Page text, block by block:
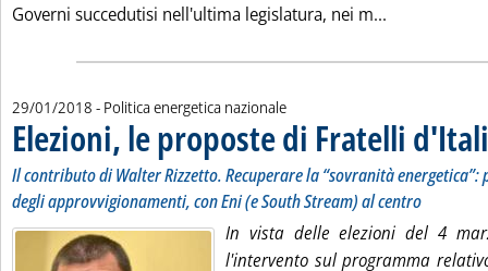
Governi succedutisi nell'ultima legislatura, nei m...
29/01/2018 - Politica energetica nazionale
Elezioni, le proposte di Fratelli
Il contributo di Walter Rizzetto. Recuperare la “sovranità
degli approvvigionamenti, con Eni (e South Stream) al centro
In vista delle elezioni del 4
l'intervento sul programma